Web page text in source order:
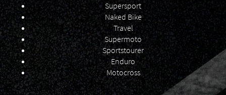
Supersport
Naked Bike
Travel
Supermoto
Sportstourer
Enduro
Motocross